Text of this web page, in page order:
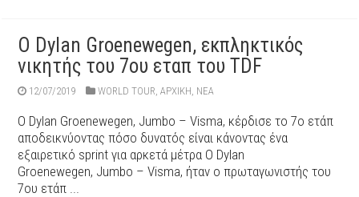
Ο Dylan Groenewegen, εκπληκτικός
νικητής του 7ου εταπ του TDF
12/07/2019 WORLD TOUR ,ΑΡΧΙΚΉ ΝΕΑ
Ο Dylan Groenewegen, Jumbo – Visma, κέρδισε το 7ο ετάπ
αποδεικνύοντας πόσο δυνατός είναι κάνοντας ένα
εξαιρετικό sprint για αρκετά μέτρα Ο Dylan
Groenewegen, Jumbo – Visma, ήταν ο πρωταγωνιστής του
7ου ετάπ ...